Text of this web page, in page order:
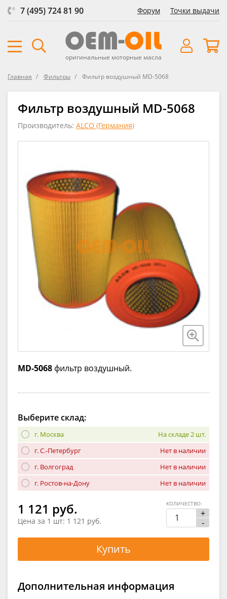
7 (495) 724 81 90 Форум Точки выдачи
оригинальные моторные масла
Главная Фильтры Фильтр воздушный MD-5068
Фильтр воздушный MD-5068
Производитель: ALCO (Германия)
MD-5068 фильтр воздушный.
Выберите склад:
г. Москва
На складе 2 шт.
г. С.-Петербург
Нет в наличии
г. Волгоград
Нет в наличии
г. Ростов-на-Дону
Нет в наличии
1 121 руб.
Цена за 1 шт: 1 121 руб.
+
-
КОЛИЧЕСТВО:
Купить
Дополнительная информация